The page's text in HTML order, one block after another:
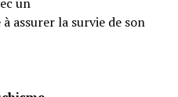
assurer la survie de son